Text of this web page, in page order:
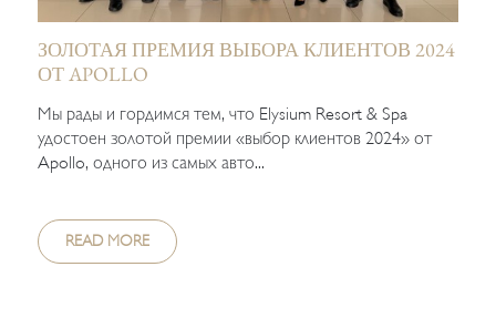
ЗОЛОТАЯ ПРЕМИЯ ВЫБОРА КЛИЕНТОВ 2024
ОТ APOLLO
Мы рады и гордимся тем, что Elysium Resort & Spa
удостоен золотой премии «выбор клиентов 2024» от
Apollo, одного из самых авто...
READ MORE